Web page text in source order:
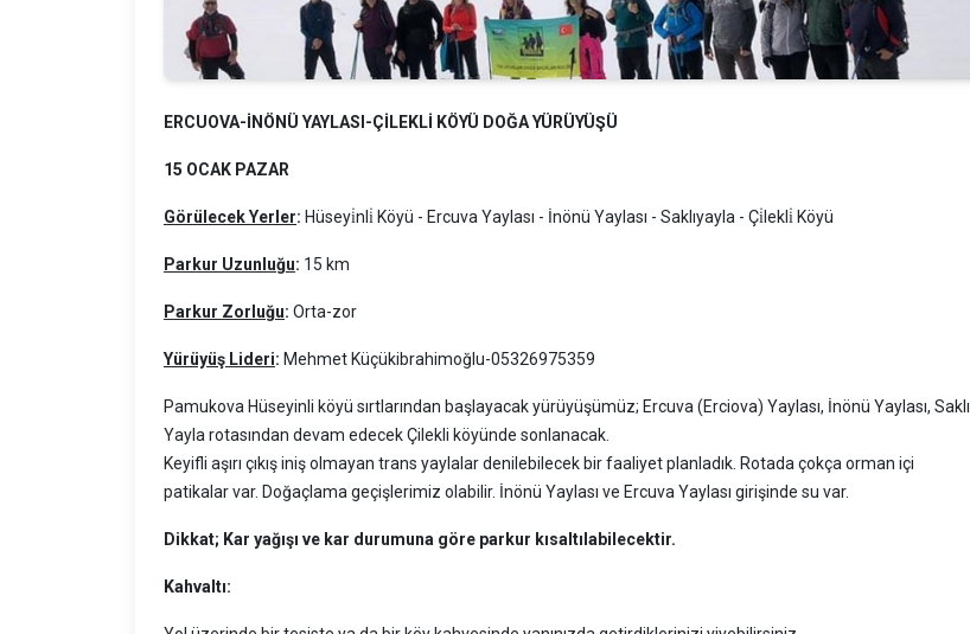
ERCUOVA-İNÖNÜ YAYLASI-ÇİLEKLİ KÖYÜ DOĞA YÜRÜYÜŞÜ
15 OCAK PAZAR
Görülecek Yerler: Hüseyi̇nli̇ Köyü - Ercuva Yaylası - İnönü Yaylası - Saklıyayla - Çi̇lekli̇ Köyü
Parkur Uzunluğu: 15 km
Parkur Zorluğu: Orta-zor
Yürüyüş Lideri: Mehmet Küçükibrahimoğlu-05326975359
Pamukova Hüseyinli köyü sırtlarından başlayacak yürüyüşümüz; Ercuva (Erciova) Yaylası, İnönü Yaylası, Saklı
Yayla rotasından devam edecek Çilekli köyünde sonlanacak.
Keyifli aşırı çıkış iniş olmayan trans yaylalar denilebilecek bir faaliyet planladık. Rotada çokça orman içi
patikalar var. Doğaçlama geçişlerimiz olabilir. İnönü Yaylası ve Ercuva Yaylası girişinde su var.
Dikkat; Kar yağışı ve kar durumuna göre parkur kısaltılabilecektir.
Kahvaltı: